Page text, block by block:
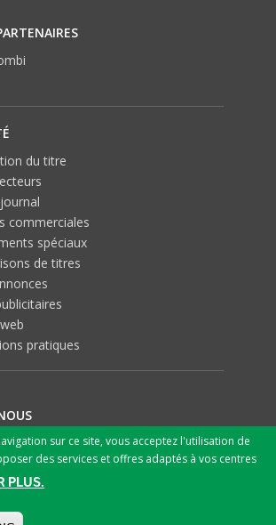
du titre
commerciales
spéciaux
de titres
pratiques
sur ce site, vous acceptez l'utilisation de
des services et offres adaptés à vos centres
PLUS.